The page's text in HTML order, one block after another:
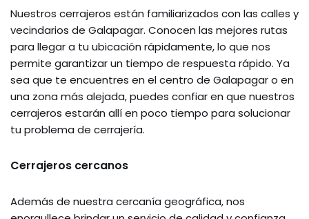
Nuestros cerrajeros están familiarizados con las calles y
vecindarios de Galapagar. Conocen las mejores rutas
para llegar a tu ubicación rápidamente, lo que nos
permite garantizar un tiempo de respuesta rápido. Ya
sea que te encuentres en el centro de Galapagar o en
una zona más alejada, puedes confiar en que nuestros
cerrajeros estarán allí en poco tiempo para solucionar
tu problema de cerrajería.
Cerrajeros cercanos
Además de nuestra cercanía geográfica, nos